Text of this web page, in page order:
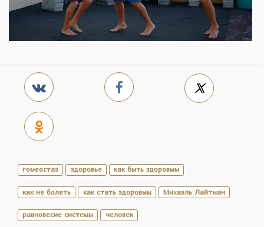
гомеостаз здоровье как быть здоровым
как не болеть как стать здоровым Михаэль Лайтман
равновесие системы человек